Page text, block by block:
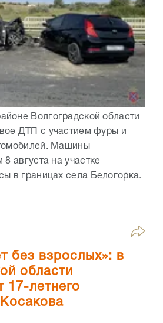
Волгоградской области
ДТП с участием фуры и
Машины
8 августа на участке
в границах села Белогорка.
без взрослых»: в
области
17-летнего